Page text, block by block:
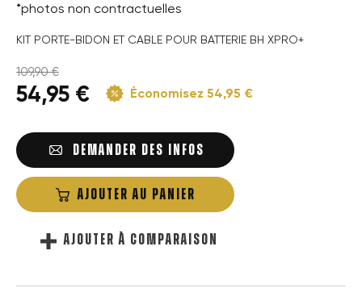
*photos non contractuelles
KIT PORTE-BIDON ET CABLE POUR BATTERIE BH XPRO+
109,90 €
54,95 € Économisez 54,95 €
DEMANDER DES INFOS
AJOUTER AU PANIER
AJOUTER À COMPARAISON